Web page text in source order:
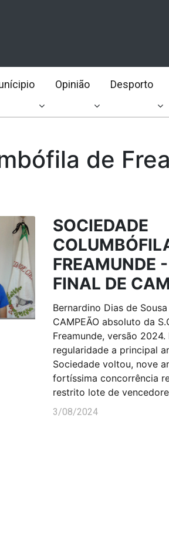
Opinião Desporto
de
SOCIEDADE
FREAMUNDE
FINAL DE
Bernardino Dias de
CAMPEÃO absoluto da
Freamunde, versão 2024.
regularidade a principal
Sociedade voltou, nove
fortíssima concorrência
restrito lote de
3/08/2024